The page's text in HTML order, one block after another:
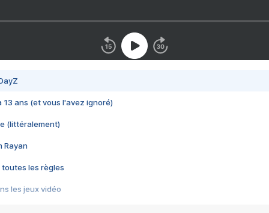
13 ans (et vous l'avez ignoré)
(littéralement)
Rayan
toutes les règles
les jeux vidéo